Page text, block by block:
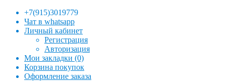
+7(915)3019779
Чат в whatsapp
Личный кабинет
Регистрация
Авторизация
Мои закладки (0)
Корзина покупок
Оформление заказа